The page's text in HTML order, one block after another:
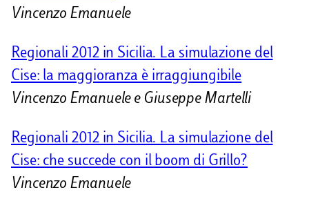
Vincenzo Emanuele
Regionali 2012 in Sicilia. La simulazione del
Cise: la maggioranza è irraggiungibile
Vincenzo Emanuele e Giuseppe Martelli
Regionali 2012 in Sicilia. La simulazione del
Cise: che succede con il boom di Grillo?
Vincenzo Emanuele